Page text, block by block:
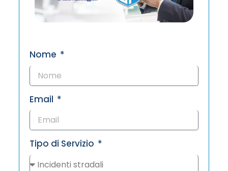
Nome
Email
Tipo di Servizio